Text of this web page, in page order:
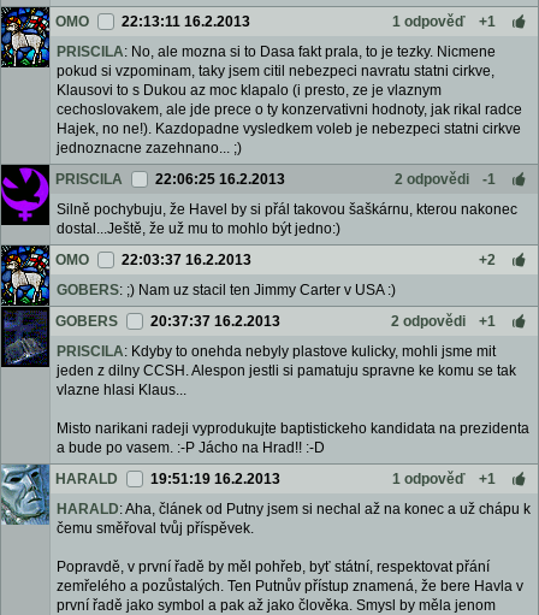
OMO
22:13:11 16.2.2013 1 odpověď
+1
PRISCILA: No, ale mozna si to Dasa fakt prala, to je tezky. Nicmene
pokud si vzpominam, taky jsem citil nebezpeci navratu statni cirkve,
Klausovi to s Dukou az moc klapalo (i presto, ze je vlaznym
cechoslovakem, ale jde prece o ty konzervativni hodnoty, jak rikal radce
Hajek, no ne!). Kazdopadne vysledkem voleb je nebezpeci statni cirkve
jednoznacne zazehnano... ;)
PRISCILA
22:06:25 16.2.2013 2 odpovědi
-1
Silně pochybuju, že Havel by si přál takovou šaškárnu, kterou nakonec
dostal...Ještě, že už mu to mohlo být jedno:)
OMO
22:03:37 16.2.2013
+2
GOBERS: ;) Nam uz stacil ten Jimmy Carter v USA :)
GOBERS
20:37:37 16.2.2013 2 odpovědi
+1
PRISCILA: Kdyby to onehda nebyly plastove kulicky, mohli jsme mit
jeden z dilny CCSH. Alespon jestli si pamatuju spravne ke komu se tak
vlazne hlasi Klaus...
Misto narikani radeji vyprodukujte baptistickeho kandidata na prezidenta
a bude po vasem. :-P Jácho na Hrad!! :-D
HARALD
19:51:19 16.2.2013 1 odpověď
+1
HARALD: Aha, článek od Putny jsem si nechal až na konec a už chápu k
čemu směřoval tvůj příspěvek.
Popravdě, v první řadě by měl pohřeb, byť státní, respektovat přání
zemřelého a pozůstalých. Ten Putnův přístup znamená, že bere Havla v
první řadě jako symbol a pak až jako člověka. Smysl by měla jenom